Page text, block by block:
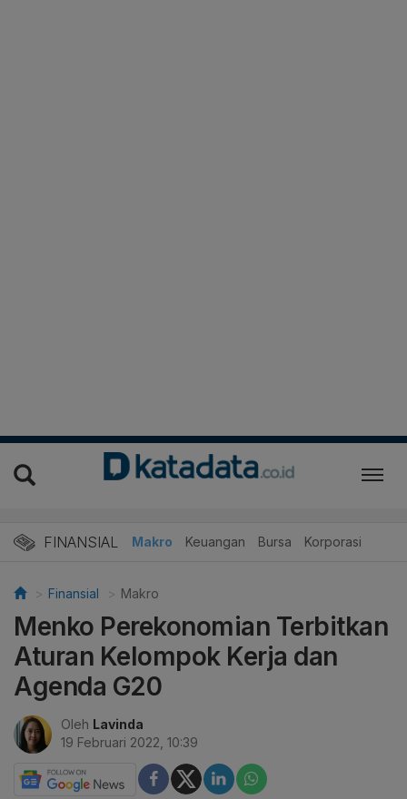
FINANSIAL Makro Keuangan Bursa Korporasi
Finansial Makro
Menko Perekonomian Terbitkan
Aturan Kelompok Kerja dan
Agenda G20
Oleh Lavinda
19 Februari 2022, 10:39